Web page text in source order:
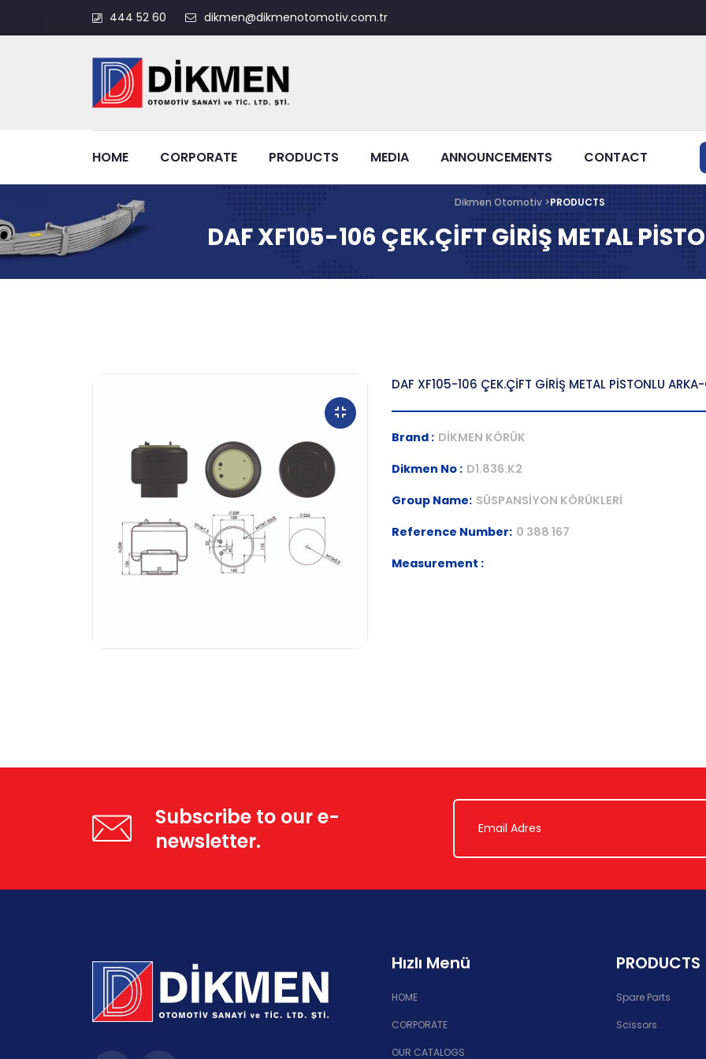
444 52 60 dikmen@dikmenotomotiv.com.tr
HOME CORPORATE PRODUCTS MEDIA ANNOUNCEMENTS CONTACT
Dikmen Otomotiv >PRODUCTS
DAF XF105-106 ÇEK.ÇİFT GİRİŞ METAL
DAF XF105-106 ÇEK.ÇİFT GİRİŞ METAL PİSTONLU
Brand : DİKMEN KÖRÜK
Dikmen No : D1.836.K2
Group Name: SÜSPANSİYON KÖRÜKLERİ
Reference Number: 0 388 167
Measurement :
Subscribe to our e-
newsletter.
Hızlı Menü
HOME
CORPORATE
OUR CATALOGS
PRODUCTS
Spare Parts
Scissors